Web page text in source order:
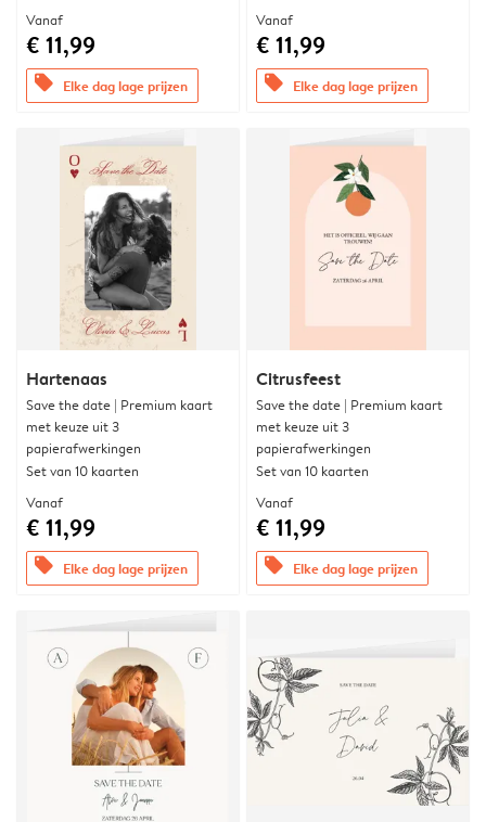
Vanaf
€ 11,99
offers Elke dag lage prijzen
Vanaf
€ 11,99
offers Elke dag lage prijzen
Hartenaas
Save the date | Premium kaart
met keuze uit 3
papierafwerkingen
Set van 10 kaarten
Vanaf
€ 11,99
offers Elke dag lage prijzen
Citrusfeest
Save the date | Premium kaart
met keuze uit 3
papierafwerkingen
Set van 10 kaarten
Vanaf
€ 11,99
offers Elke dag lage prijzen